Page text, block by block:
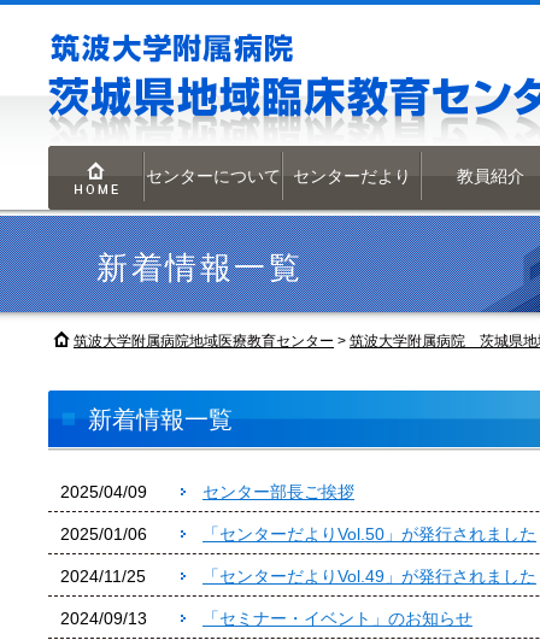
HOME
センターについて センターだより 教員紹介
新着情報一覧
筑波大学附属病院地域医療教育センター > 筑波大学附属病院 茨城県地
新着情報一覧
2025/04/09 センター部長ご挨拶
2025/01/06 「センターだよりVol.50」が発行されました
2024/11/25 「センターだよりVol.49」が発行されました
2024/09/13 「セミナー・イベント」のお知らせ